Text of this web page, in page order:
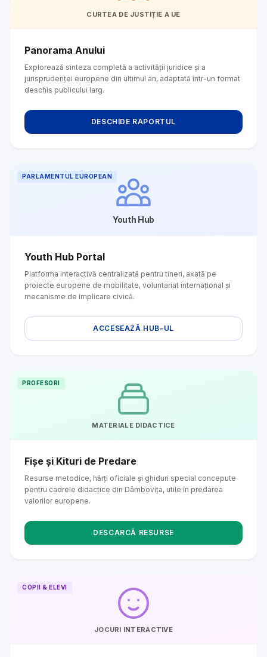
CURTEA DE JUSTIȚIE A UE
Panorama Anului
Explorează sinteza completă a activității juridice și a
jurisprudenței europene din ultimul an, adaptată într-un format
deschis publicului larg.
DESCHIDE RAPORTUL
PARLAMENTUL EUROPEAN
Youth Hub
Youth Hub Portal
Platforma interactivă centralizată pentru tineri, axată pe
proiecte europene de mobilitate, voluntariat internațional și
mecanisme de implicare civică.
ACCESEAZĂ HUB-UL
PROFESORI
MATERIALE DIDACTICE
Fișe și Kituri de Predare
Resurse metodice, hărți oficiale și ghiduri special concepute
pentru cadrele didactice din Dâmbovița, utile în predarea
valorilor europene.
DESCARCĂ RESURSE
COPII & ELEVI
JOCURI INTERACTIVE